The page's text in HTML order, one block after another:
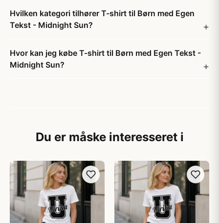
Hvilken kategori tilhører T-shirt til Børn med Egen
Tekst - Midnight Sun?
Hvor kan jeg købe T-shirt til Børn med Egen Tekst -
Midnight Sun?
Du er måske interesseret i